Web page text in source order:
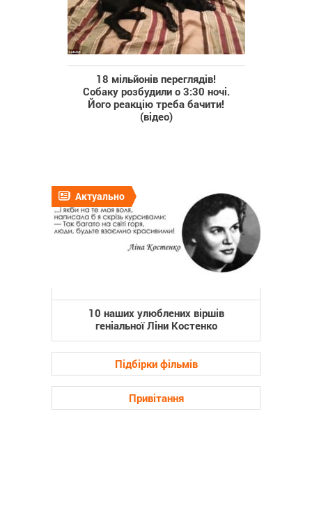
18 мільйонів переглядів!
Собаку розбудили о 3:30 ночі.
Його реакцію треба бачити!
(відео)
Актуально
10 наших улюблених віршів
геніальної Ліни Костенко
Підбірки фільмів
Привітання